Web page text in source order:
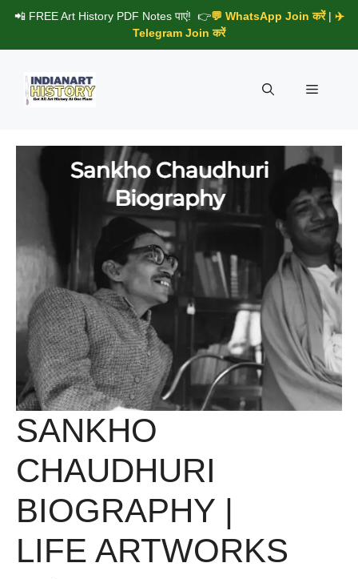
Skip
content
📲 FREE Art History PDF Notes पाएं! 👉💬 WhatsApp Join करें| ✈️
Telegram Join करें
Menu
SANKHO
CHAUDHURI
BIOGRAPHY |
LIFE ARTWORKS